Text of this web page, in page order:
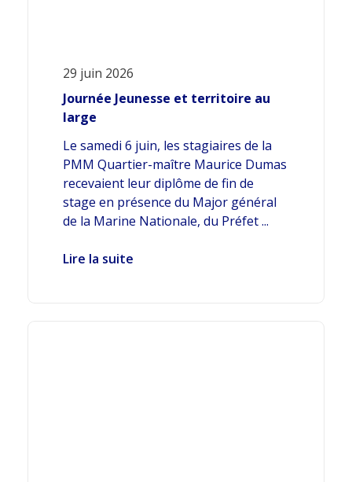
29 juin 2026
Journée Jeunesse et territoire au
large
Le samedi 6 juin, les stagiaires de la
PMM Quartier-maître Maurice Dumas
recevaient leur diplôme de fin de
stage en présence du Major général
de la Marine Nationale, du Préfet ...
Lire la suite